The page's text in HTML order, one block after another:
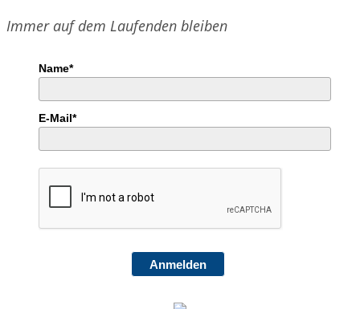
Immer auf dem Laufenden bleiben
Name*
E-Mail*
Anmelden